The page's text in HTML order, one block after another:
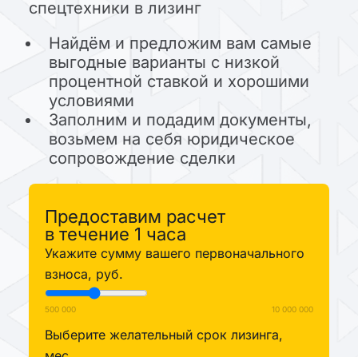
спецтехники в лизинг
Найдём и предложим вам самые
выгодные варианты с низкой
процентной ставкой и хорошими
условиями
Заполним и подадим документы,
возьмем на себя юридическое
сопровождение сделки
Предоставим расчет
в течение 1 часа
Укажите сумму вашего первоначального
взноса, руб.
500 000 10 000 000
Выберите желательный срок лизинга,